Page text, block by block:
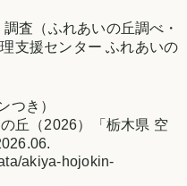
査（ふれあいの丘調べ・
支援センター ふれあいの
つき）
丘（2026）「栃木県 空
akiya-hojokin-